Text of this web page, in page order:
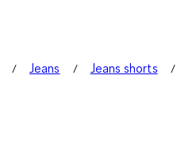
Jeans Jeans shorts